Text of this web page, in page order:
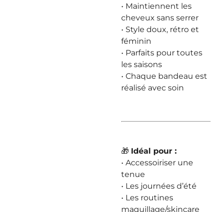
• Maintiennent les
cheveux sans serrer
• Style doux, rétro et
féminin
• Parfaits pour toutes
les saisons
• Chaque bandeau est
réalisé avec soin
🎁 Idéal pour :
• Accessoiriser une
tenue
• Les journées d’été
• Les routines
maquillage/skincare